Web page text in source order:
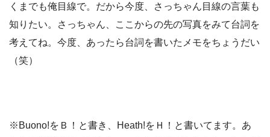
くまでも俺目線で。だから今度、さっちゃん目線の言葉も
知りたい。さっちゃん、ここからの先の写真をみて台詞を
考えてね。今度、あったら台詞を書いたメモをちょうだい
（笑）
※Buono!をＢ！と書き、Heath!をＨ！と書いてます。あ